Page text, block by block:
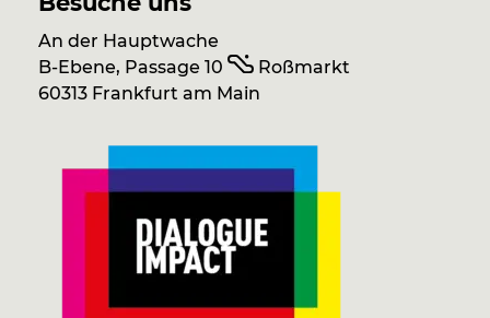
An der Hauptwache
B-Ebene, Passage 10
Roßmarkt
60313 Frankfurt am Main